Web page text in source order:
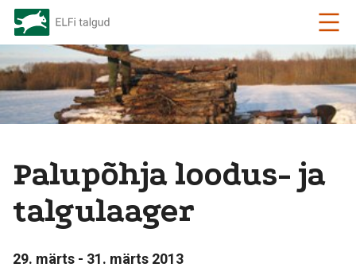
Palupõhja loodus- ja
talgulaager
29. märts - 31. märts 2013